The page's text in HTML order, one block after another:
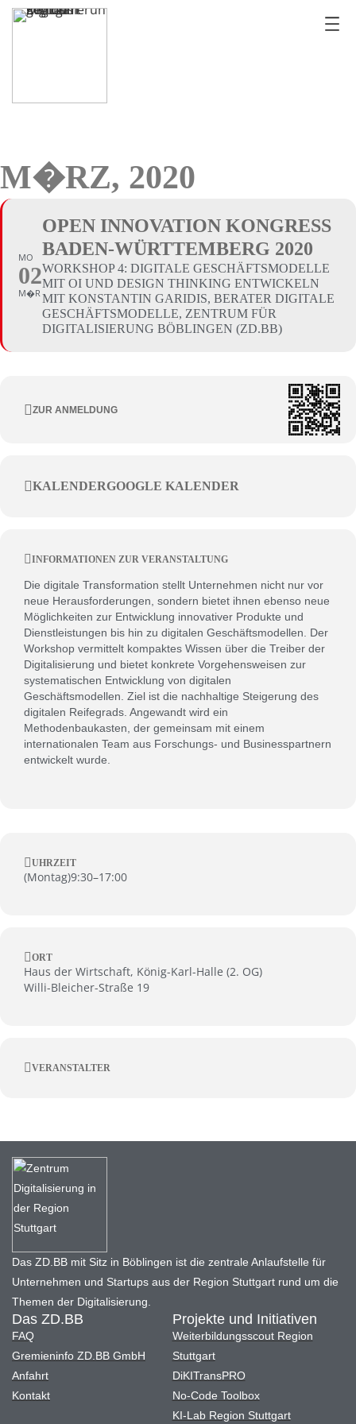
M�RZ, 2020
MO
02
M�R
OPEN INNOVATION KONGRESS
BADEN-WÜRTTEMBERG 2020
WORKSHOP 4: DIGITALE GESCHÄFTSMODELLE
MIT OI UND DESIGN THINKING ENTWICKELN
MIT KONSTANTIN GARIDIS, BERATER DIGITALE
GESCHÄFTSMODELLE, ZENTRUM FÜR
DIGITALISIERUNG BÖBLINGEN (ZD.BB)
ZUR ANMELDUNG
KALENDERGOOGLE KALENDER
INFORMATIONEN ZUR VERANSTALTUNG
Die digitale Transformation stellt Unternehmen nicht nur vor
neue Herausforderungen, sondern bietet ihnen ebenso neue
Möglichkeiten zur Entwicklung innovativer Produkte und
Dienstleistungen bis hin zu digitalen Geschäftsmodellen. Der
Workshop vermittelt kompaktes Wissen über die Treiber der
Digitalisierung und bietet konkrete Vorgehensweisen zur
systematischen Entwicklung von digitalen
Geschäftsmodellen. Ziel ist die nachhaltige Steigerung des
digitalen Reifegrads. Angewandt wird ein
Methodenbaukasten, der gemeinsam mit einem
internationalen Team aus Forschungs- und Businesspartnern
entwickelt wurde.
UHRZEIT
(Montag)9:30–17:00
ORT
Haus der Wirtschaft, König-Karl-Halle (2. OG)
Willi-Bleicher-Straße 19
VERANSTALTER
Das ZD.BB mit Sitz in Böblingen ist die zentrale Anlaufstelle für
Unternehmen und Startups aus der Region Stuttgart rund um die
Themen der Digitalisierung.
Das ZD.BB
FAQ
Gremieninfo ZD.BB GmbH
Anfahrt
Kontakt
Projekte und Initiativen
Weiterbildungsscout Region
Stuttgart
DiKITransPRO
No-Code Toolbox
KI-Lab Region Stuttgart